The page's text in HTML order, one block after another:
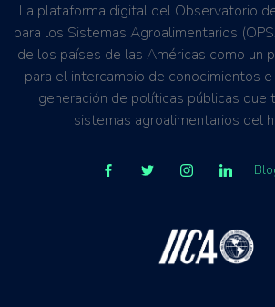
La plataforma digital del Observatorio
para los Sistemas Agroalimentarios
de los países de las Américas como un
para el intercambio de conocimientos
generación de políticas públicas que
sistemas agroalimentarios del